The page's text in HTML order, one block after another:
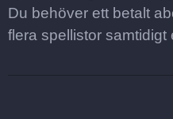
Du behöver ett betalt
flera spellistor samtidigt